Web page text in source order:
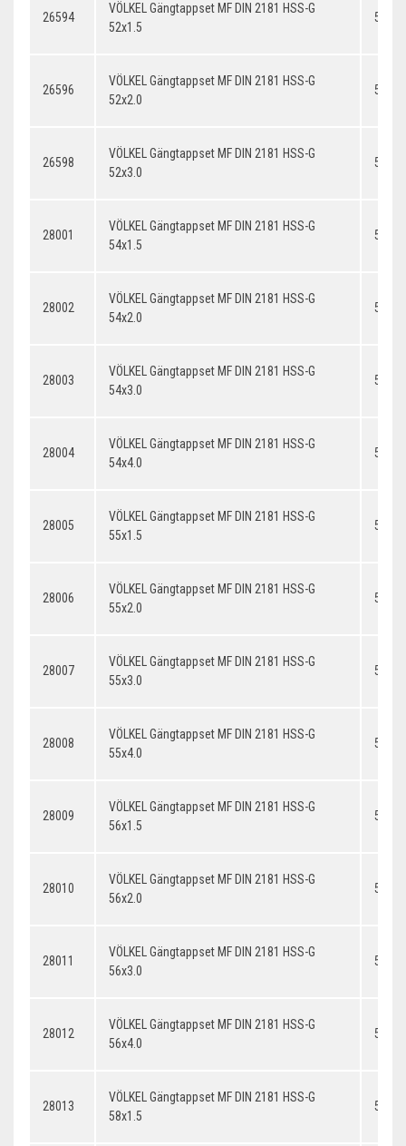
26594
VÖLKEL Gängtappset MF DIN 2181 HSS-G
52x1.5
26596
VÖLKEL Gängtappset MF DIN 2181 HSS-G
52x2.0
26598
VÖLKEL Gängtappset MF DIN 2181 HSS-G
52x3.0
28001
VÖLKEL Gängtappset MF DIN 2181 HSS-G
54x1.5
28002
VÖLKEL Gängtappset MF DIN 2181 HSS-G
54x2.0
28003
VÖLKEL Gängtappset MF DIN 2181 HSS-G
54x3.0
28004
VÖLKEL Gängtappset MF DIN 2181 HSS-G
54x4.0
28005
VÖLKEL Gängtappset MF DIN 2181 HSS-G
55x1.5
28006
VÖLKEL Gängtappset MF DIN 2181 HSS-G
55x2.0
28007
VÖLKEL Gängtappset MF DIN 2181 HSS-G
55x3.0
28008
VÖLKEL Gängtappset MF DIN 2181 HSS-G
55x4.0
28009
VÖLKEL Gängtappset MF DIN 2181 HSS-G
56x1.5
28010
VÖLKEL Gängtappset MF DIN 2181 HSS-G
56x2.0
28011
VÖLKEL Gängtappset MF DIN 2181 HSS-G
56x3.0
28012
VÖLKEL Gängtappset MF DIN 2181 HSS-G
56x4.0
28013
VÖLKEL Gängtappset MF DIN 2181 HSS-G
58x1.5